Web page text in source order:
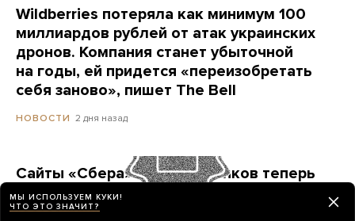
Wildberries потеряла как минимум 100
миллиардов рублей от атак украинских
дронов. Компания станет убыточной
на годы, ей придется «переизобретать
себя заново», пишет The Bell
НОВОСТИ 2 дня назад
Сайты «Сбера» и других банков теперь
можно открыть только в российских
браузерах. Это опасно? И какой браузер
МЫ ИСПОЛЬЗУЕМ КУКИ!
ЧТО ЭТО ЗНАЧИТ?